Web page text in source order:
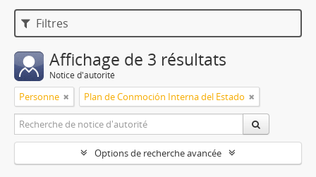
Filtres
Affichage de 3 résultats
Notice d'autorité
Personne Plan de Conmoción Interna del Estado
Options de recherche avancée